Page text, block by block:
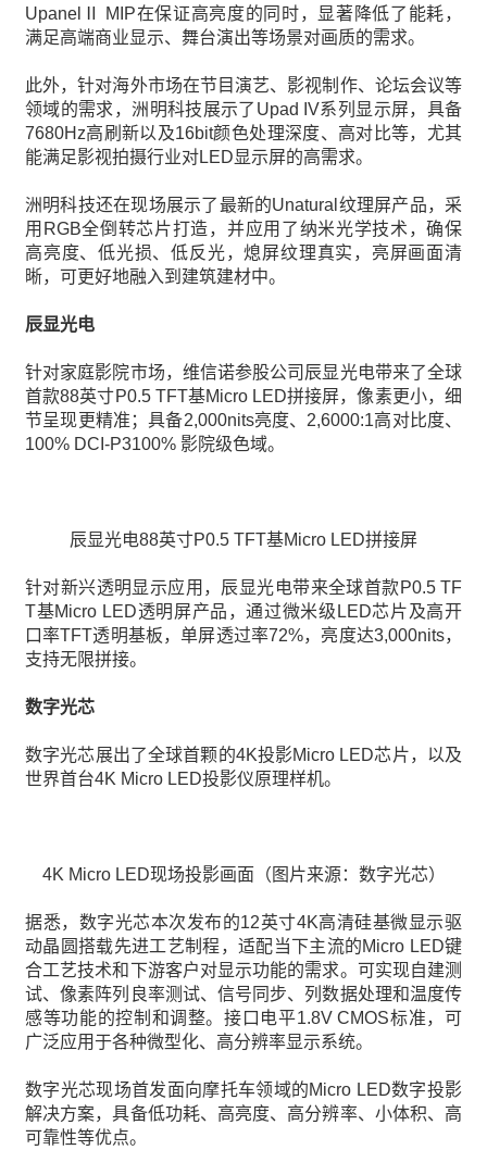
UpanelⅡ MIP在保证高亮度的同时，显著降低了能耗，
满足高端商业显示、舞台演出等场景对画质的需求。
此外，针对海外市场在节目演艺、影视制作、论坛会议等
领域的需求，洲明科技展示了Upad IV系列显示屏，具备
7680Hz高刷新以及16bit颜色处理深度、高对比等，尤其
能满足影视拍摄行业对LED显示屏的高需求。
洲明科技还在现场展示了最新的Unatural纹理屏产品，采
用RGB全倒转芯片打造，并应用了纳米光学技术，确保
高亮度、低光损、低反光，熄屏纹理真实，亮屏画面清
晰，可更好地融入到建筑建材中。
辰显光电
针对家庭影院市场，维信诺参股公司辰显光电带来了全球
首款88英寸P0.5 TFT基Micro LED拼接屏，像素更小，细
节呈现更精准；具备2,000nits亮度、2,6000:1高对比度、
100% DCI-P3100% 影院级色域。
辰显光电88英寸P0.5 TFT基Micro LED拼接屏
针对新兴透明显示应用，辰显光电带来全球首款P0.5 TF
T基Micro LED透明屏产品，通过微米级LED芯片及高开
口率TFT透明基板，单屏透过率72%，亮度达3,000nits，
支持无限拼接。
数字光芯
数字光芯展出了全球首颗的4K投影Micro LED芯片，以及
世界首台4K Micro LED投影仪原理样机。
4K Micro LED现场投影画面（图片来源：数字光芯）
据悉，数字光芯本次发布的12英寸4K高清硅基微显示驱
动晶圆搭载先进工艺制程，适配当下主流的Micro LED键
合工艺技术和下游客户对显示功能的需求。可实现自建测
试、像素阵列良率测试、信号同步、列数据处理和温度传
感等功能的控制和调整。接口电平1.8V CMOS标准，可
广泛应用于各种微型化、高分辨率显示系统。
数字光芯现场首发面向摩托车领域的Micro LED数字投影
解决方案，具备低功耗、高亮度、高分辨率、小体积、高
可靠性等优点。